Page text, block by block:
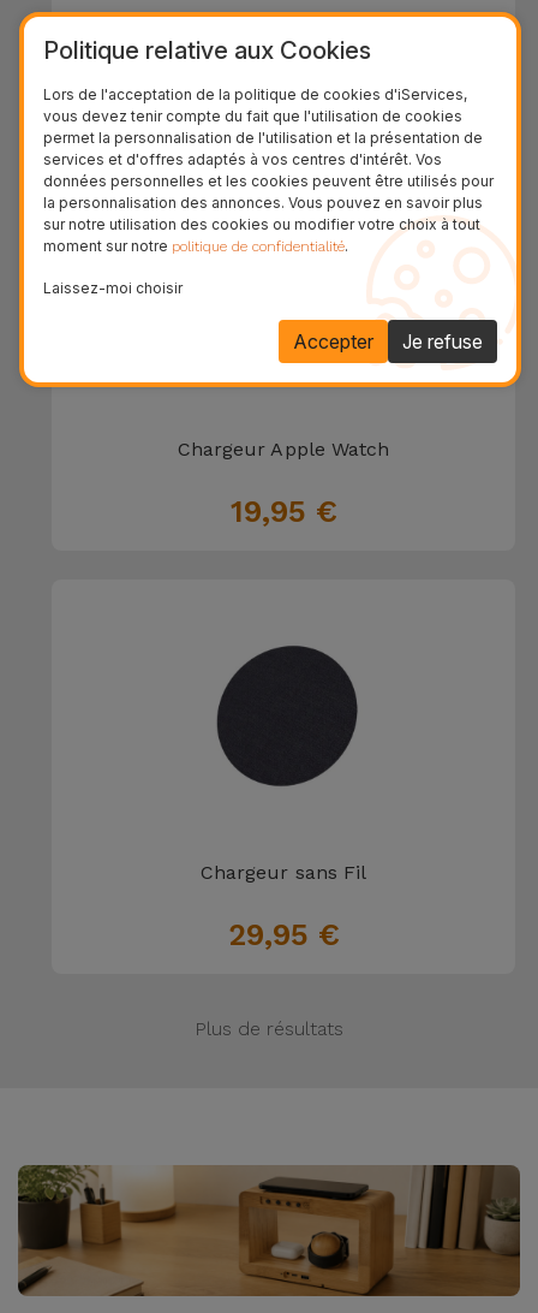
39,95 €
Chargeur Apple Watch
19,95 €
Chargeur sans Fil
29,95 €
Plus de résultats
Politique relative aux Cookies
Lors de l'acceptation de la politique de cookies d'iServices,
vous devez tenir compte du fait que l'utilisation de cookies
permet la personnalisation de l'utilisation et la présentation de
services et d'offres adaptés à vos centres d'intérêt. Vos
données personnelles et les cookies peuvent être utilisés pour
la personnalisation des annonces. Vous pouvez en savoir plus
sur notre utilisation des cookies ou modifier votre choix à tout
moment sur notre politique de confidentialité.
Laissez-moi choisir
Je refuse
Accepter